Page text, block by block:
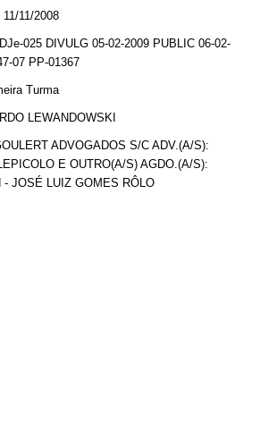
11/11/2008
DJe-025 DIVULG 05-02-2009 PUBLIC 06-02-
07 PP-01367
Turma
LEWANDOWSKI
ADVOGADOS S/C ADV.(A/S):
E OUTRO(A/S) AGDO.(A/S):
- JOSÉ LUIZ GOMES RÔLO